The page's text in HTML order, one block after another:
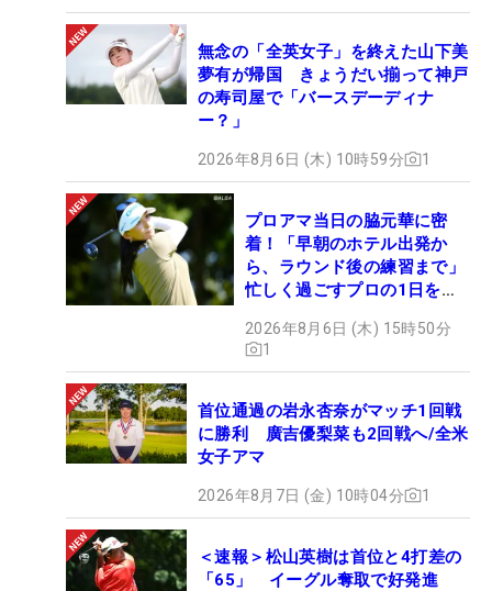
無念の「全英女子」を終えた山下美
夢有が帰国 きょうだい揃って神戸
の寿司屋で「バースデーディナ
ー？」
2026年8月6日 (木) 10時59分 1
プロアマ当日の脇元華に密
着！「早朝のホテル出発か
ら、ラウンド後の練習まで」
忙しく過ごすプロの1日を公
2026年8月6日 (木) 15時50分
1
首位通過の岩永杏奈がマッチ1回戦
に勝利 廣吉優梨菜も2回戦へ/全米
女子アマ
2026年8月7日 (金) 10時04分 1
＜速報＞松山英樹は首位と4打差の
「65」 イーグル奪取で好発進